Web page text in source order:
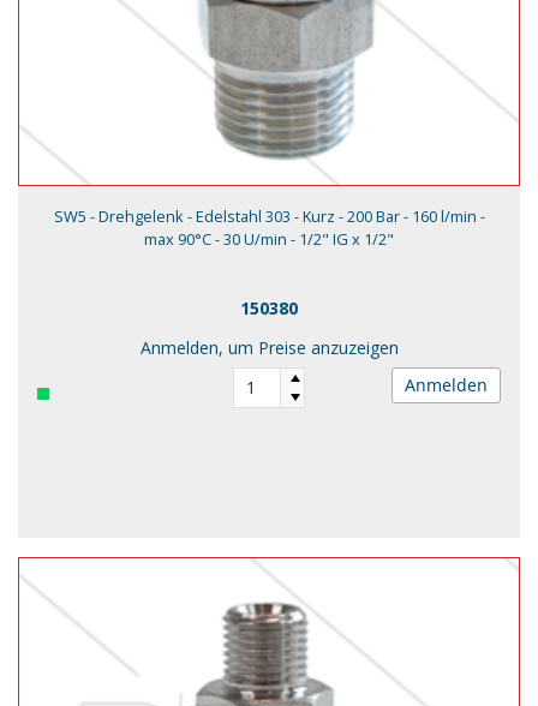
SW5 - Drehgelenk - Edelstahl 303 - Kurz - 200 Bar - 160 l/min -
max 90°C - 30 U/min - 1/2" IG x 1/2"
150380
Anmelden, um Preise anzuzeigen
Anmelden